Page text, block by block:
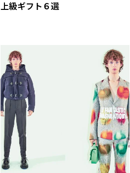
上級ギフト６選